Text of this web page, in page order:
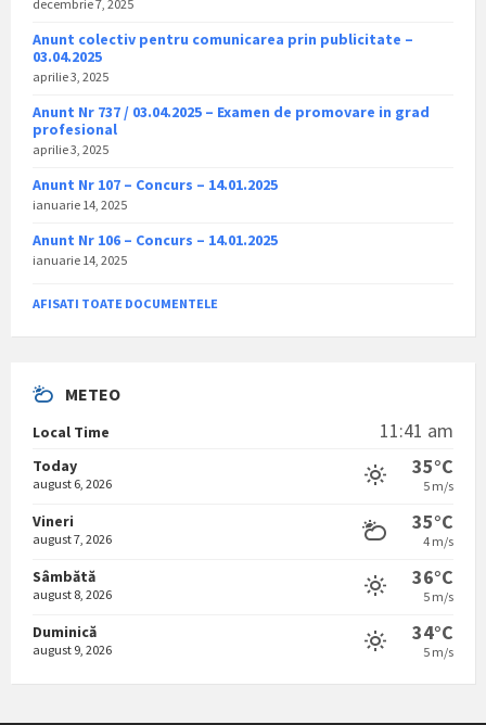
decembrie 7, 2025
Anunt colectiv pentru comunicarea prin publicitate –
03.04.2025
aprilie 3, 2025
Anunt Nr 737 / 03.04.2025 – Examen de promovare in grad
profesional
aprilie 3, 2025
Anunt Nr 107 – Concurs – 14.01.2025
ianuarie 14, 2025
Anunt Nr 106 – Concurs – 14.01.2025
ianuarie 14, 2025
AFISATI TOATE DOCUMENTELE
METEO
Local Time 11:41 am
Today
august 6, 2026
35°C
5 m/s
Vineri
august 7, 2026
35°C
4 m/s
Sâmbătă
august 8, 2026
36°C
5 m/s
Duminică
august 9, 2026
34°C
5 m/s